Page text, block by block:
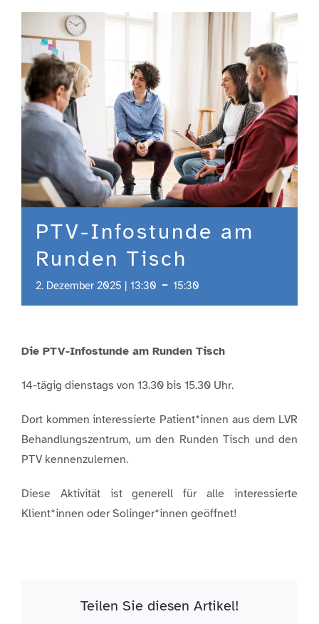
Engagement
Aktuelles
Jobs
Information
KontaktPTV-Infostunde am
Runden Tisch
2. Dezember 2025 | 13:30 - 15:30
Die PTV-Infostunde am Runden Tisch
14-tägig dienstags von 13.30 bis 15.30 Uhr.
Dort kommen interessierte Patient*innen aus dem LVR
Behandlungszentrum, um den Runden Tisch und den
PTV kennenzulernen.
Diese Aktivität ist generell für alle interessierte
Klient*innen oder Solinger*innen geöffnet!
Teilen Sie diesen Artikel!